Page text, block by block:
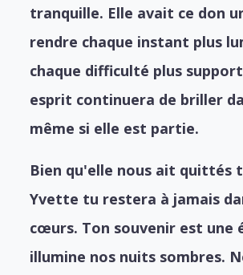
tranquille. Elle avait ce don
rendre chaque instant plus
chaque difficulté plus
esprit continuera de briller
même si elle est partie.
Bien qu'elle nous ait quittés
Yvette tu restera à jamais
cœurs. Ton souvenir est une
illumine nos nuits sombres.